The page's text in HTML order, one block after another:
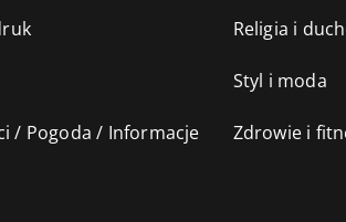
Religia i
Styl i moda
/ Pogoda / Informacje Zdrowie i